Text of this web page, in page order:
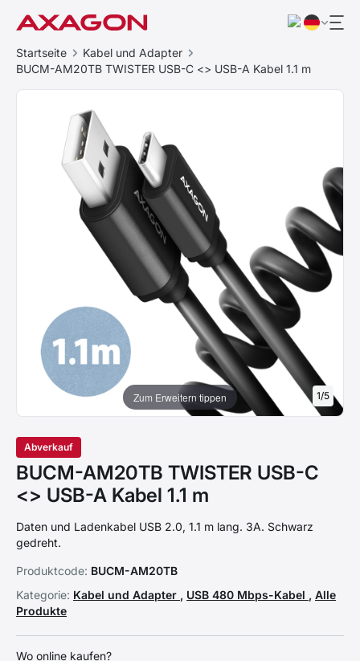
Startseite
Kabel und Adapter
BUCM-AM20TB TWISTER USB-C <> USB-A Kabel 1.1 m
Zum Erweitern tippen 1/5
Abverkauf
BUCM-AM20TB TWISTER USB-C
<> USB-A Kabel 1.1 m
Daten und Ladenkabel USB 2.0, 1.1 m lang. 3A. Schwarz
gedreht.
Produktcode: BUCM-AM20TB
Kategorie: Kabel und Adapter , USB 480 Mbps-Kabel , Alle
Produkte
Wo online kaufen?